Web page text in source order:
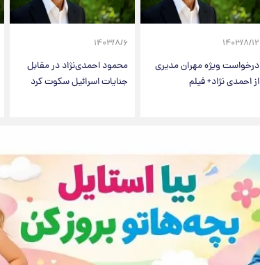
۱۴۰۳/۸/۱۲
درخواست ویژه مهران مدیری
از احمدی نژاد+ فیلم
۱۴۰۳/۸/۶
محمود احمدی‌نژاد در مقابل
جنایات اسرائیل سکوت کرد